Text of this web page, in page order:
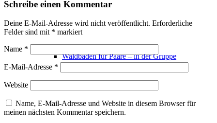
Waldbaden für Paare – in der Gruppe
Schreibe einen Kommentar
Deine E-Mail-Adresse wird nicht veröffentlicht. Erforderliche
Felder sind mit * markiert
Name *
E-Mail-Adresse *
Website
Name, E-Mail-Adresse und Website in diesem Browser für
meinen nächsten Kommentar speichern.